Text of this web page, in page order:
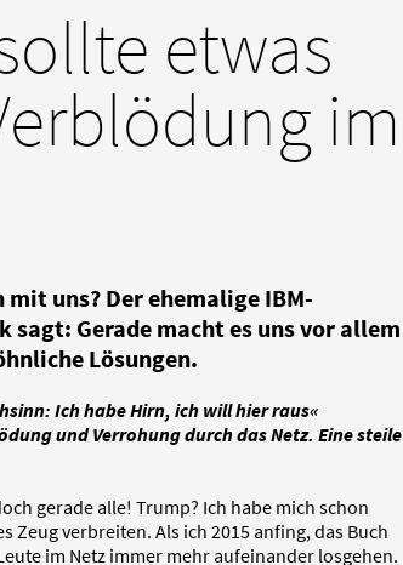
etwas
im
uns? Der ehemalige IBM-
sagt: Gerade macht es uns vor allem
Lösungen.
Ich habe Hirn, ich will hier raus«
und Verrohung durch das Netz. Eine steile
gerade alle! Trump? Ich habe mich schon
Zeug verbreiten. Als ich 2015 anfing, das Buch
im Netz immer mehr aufeinander losgehen.